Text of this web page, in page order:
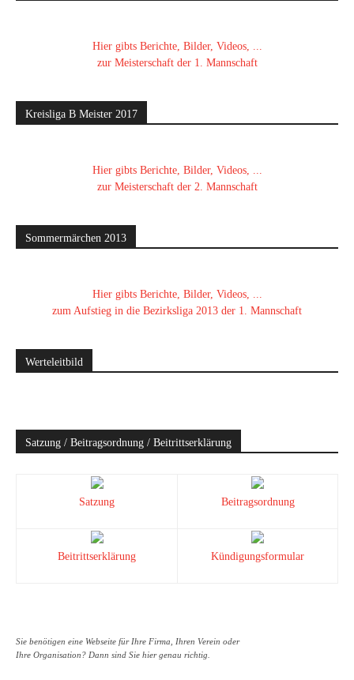
Hier gibts Berichte, Bilder, Videos, ...
zur Meisterschaft der 1. Mannschaft
Kreisliga B Meister 2017
Hier gibts Berichte, Bilder, Videos, ...
zur Meisterschaft der 2. Mannschaft
Sommermärchen 2013
Hier gibts Berichte, Bilder, Videos, ...
zum Aufstieg in die Bezirksliga 2013 der 1. Mannschaft
Werteleitbild
Satzung / Beitragsordnung / Beitrittserklärung
Satzung Beitragsordnung
Beitrittserklärung Kündigungsformular
Sie benötigen eine Webseite für Ihre Firma, Ihren Verein oder
Ihre Organisation? Dann sind Sie hier genau richtig.